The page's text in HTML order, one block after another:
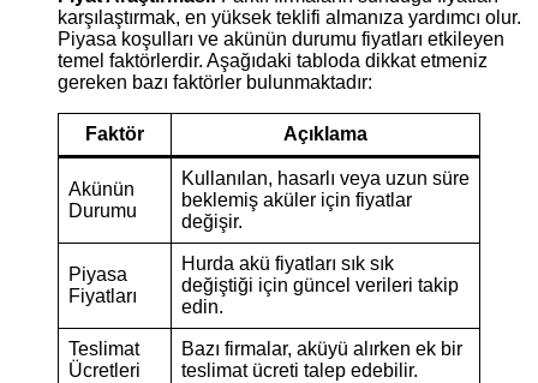
karşılaştırmak, en yüksek teklifi almanıza yardımcı olur.
Piyasa koşulları ve akünün durumu fiyatları etkileyen
temel faktörlerdir. Aşağıdaki tabloda dikkat etmeniz
gereken bazı faktörler bulunmaktadır:
Faktör Açıklama
Akünün
Durumu
Kullanılan, hasarlı veya uzun süre
beklemiş aküler için fiyatlar
değişir.
Piyasa
Fiyatları
Hurda akü fiyatları sık sık
değiştiği için güncel verileri takip
edin.
Teslimat
Ücretleri
Bazı firmalar, aküyü alırken ek bir
teslimat ücreti talep edebilir.